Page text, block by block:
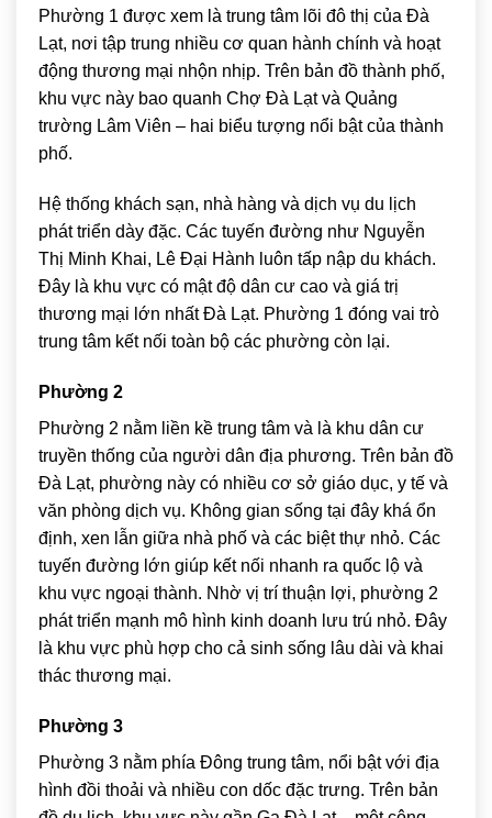
Phường 1 được xem là trung tâm lõi đô thị của Đà
Lạt, nơi tập trung nhiều cơ quan hành chính và hoạt
động thương mại nhộn nhịp. Trên bản đồ thành phố,
khu vực này bao quanh Chợ Đà Lạtvà Quảng
trường Lâm Viên – hai biểu tượng nổi bật của thành
phố.
Hệ thống khách sạn, nhà hàng và dịch vụ du lịch
phát triển dày đặc. Các tuyến đường như Nguyễn
Thị Minh Khai, Lê Đại Hành luôn tấp nập du khách.
Đây là khu vực có mật độ dân cư cao và giá trị
thương mại lớn nhất Đà Lạt. Phường 1 đóng vai trò
trung tâm kết nối toàn bộ các phường còn lại.
Phường 2
Phường 2 nằm liền kề trung tâm và là khu dân cư
truyền thống của người dân địa phương. Trên bản đồ
Đà Lạt, phường này có nhiều cơ sở giáo dục, y tế và
văn phòng dịch vụ. Không gian sống tại đây khá ổn
định, xen lẫn giữa nhà phố và các biệt thự nhỏ. Các
tuyến đường lớn giúp kết nối nhanh ra quốc lộ và
khu vực ngoại thành. Nhờ vị trí thuận lợi, phường 2
phát triển mạnh mô hình kinh doanh lưu trú nhỏ. Đây
là khu vực phù hợp cho cả sinh sống lâu dài và khai
thác thương mại.
Phường 3
Phường 3 nằm phía Đông trung tâm, nổi bật với địa
hình đồi thoải và nhiều con dốc đặc trưng. Trên bản